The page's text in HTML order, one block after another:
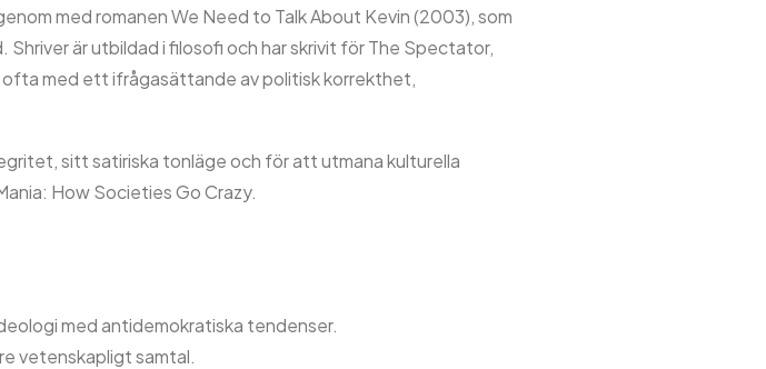
med romanen We Need to Talk About Kevin (2003), som
är utbildad i filosofi och har skrivit för The Spectator,
ofta med ett ifrågasättande av politisk korrekthet,
sitt satiriska tonläge och för att utmana kulturella
How Societies Go Crazy.
med antidemokratiska tendenser.
vetenskapligt samtal.